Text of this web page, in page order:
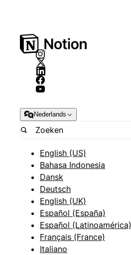
Nederlands
English (US)
Bahasa Indonesia
Dansk
Deutsch
English (UK)
Español (España)
Español (Latinoamérica)
Français (France)
Italiano